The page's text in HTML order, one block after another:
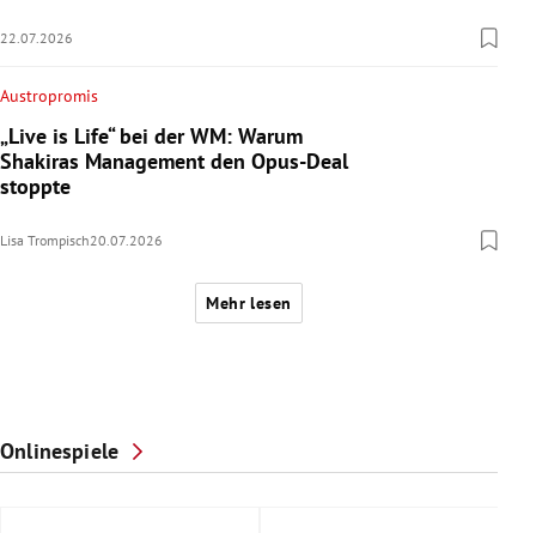
22.07.2026
Austropromis
„Live is Life“ bei der WM: Warum
Shakiras Management den Opus-Deal
stoppte
Lisa Trompisch20.07.2026
Mehr lesen
Onlinespiele